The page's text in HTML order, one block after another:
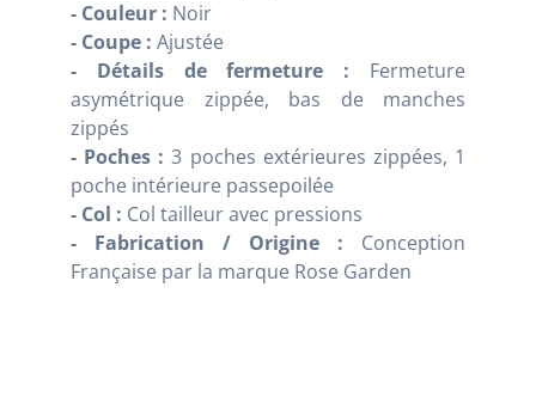
- Couleur : Noir
- Coupe : Ajustée
- Détails de fermeture : Fermeture
asymétrique zippée, bas de manches
zippés
- Poches : 3 poches extérieures zippées, 1
poche intérieure passepoilée
- Col : Col tailleur avec pressions
- Fabrication / Origine : Conception
Française par la marque Rose Garden